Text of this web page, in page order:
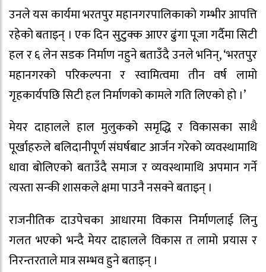
उनले यस कार्यमा भरतपुर महानगरपालिकाको गम्भीर आपत्ति
रहेको बताइन् । एक दिन सुटुक्क आएर ढुंगा पूजा गर्दैमा सिटी
हल र ६ लेन सडक निर्माण नहुने बताउँदै उनले भनिन्, ‘भरतपुर
महानगरको परिकल्पना र स्वामित्वमा तीन वर्ष लामो
गृहकार्यपछि सिटी हल निर्माणको कामले गति लिएको हो ।’
मेयर दाहालले हाल मुलुकको समृद्धि र विकासका साथै
पूर्खाहरुले बलिदानीपूर्ण संघर्षबाट आर्जन गरेको व्यवस्थामाथि
धावा बोलिएको बताउँदै समाज र व्यवस्थामाथि अपमान गर्ने
त्यस्ता सन्की शासकले क्षमा पाउनै नसक्ने बताइन् ।
राजनीतिक दाउपेचका आधारमा विकास निर्माणलाई लिनु
गलत भएको भन्दै मेयर दाहालले विकास त लामो प्रयास र
निरन्तरताले मात्र सम्भव हुने बताइन् ।